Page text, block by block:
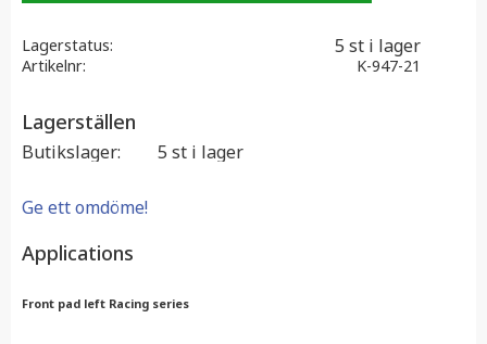
Lagerstatus 5 st i lager
Artikelnr K-947-21
Lagerställen
Butikslager 5 st i lager
Ge ett omdöme!
Applications
Front pad left Racing series